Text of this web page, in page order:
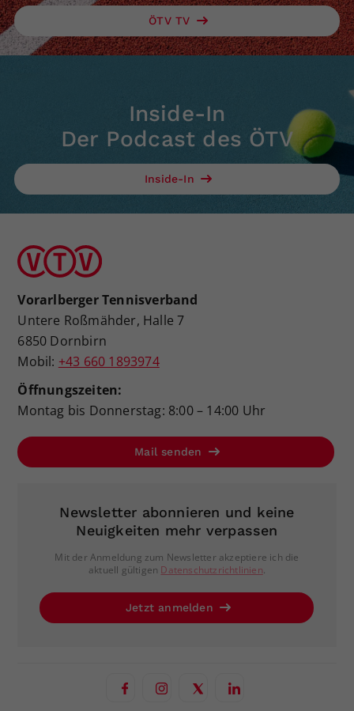
ÖTV TV
Inside-In
Der Podcast des ÖTV
Inside-In
Vorarlberger Tennisverband
Untere Roßmähder, Halle 7
6850 Dornbirn
Mobil: +43 660 1893974
Öffnungszeiten:
Montag bis Donnerstag: 8:00 – 14:00 Uhr
Mail senden
Newsletter abonnieren und keine
Neuigkeiten mehr verpassen
Mit der Anmeldung zum Newsletter akzeptiere ich die
aktuell gültigen Datenschutzrichtlinien.
Jetzt anmelden